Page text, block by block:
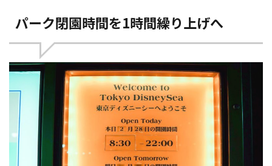
パーク閉園時間を1時間繰り上げへ